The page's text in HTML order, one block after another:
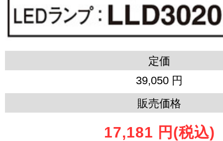
定価
39,050 円
販売価格
17,181 円 (税込)